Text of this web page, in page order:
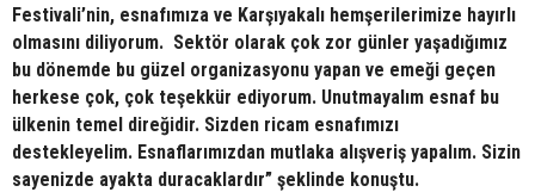
Festivali’nin, esnafımıza ve Karşıyakalı hemşerilerimize hayırlı
olmasını diliyorum. Sektör olarak çok zor günler yaşadığımız
bu dönemde bu güzel organizasyonu yapan ve emeği geçen
herkese çok, çok teşekkür ediyorum. Unutmayalım esnaf bu
ülkenin temel direğidir. Sizden ricam esnafımızı
destekleyelim. Esnaflarımızdan mutlaka alışveriş yapalım. Sizin
sayenizde ayakta duracaklardır” şeklinde konuştu.